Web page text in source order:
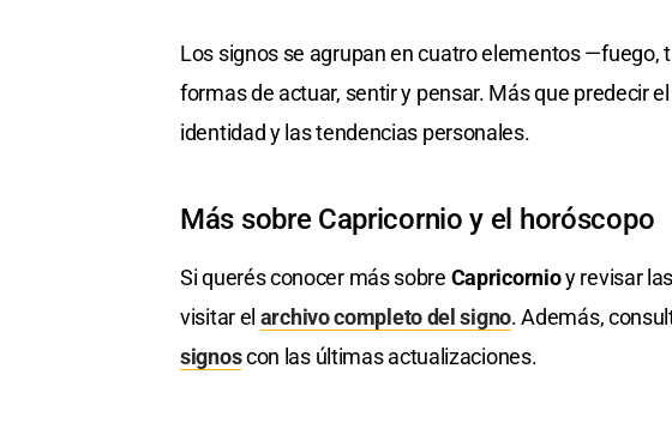
Los signos se agrupan en cuatro elementos
formas de actuar, sentir y pensar. Más que predecir
identidad y las tendencias personales.
Más sobre Capricornio y el horóscopo
Si querés conocer más sobre Capricornioy revisar
visitar el archivo completo del signo. Además,
signoscon las últimas actualizaciones.